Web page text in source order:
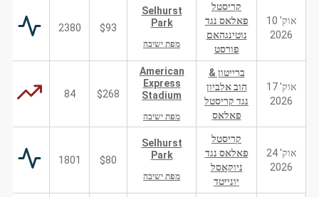
אוק' 10
2026
קריסטל
פאלאס נגד
נוטינגהאם
פורסט
Selhurst
Park
מפת ישיבה
$93
2380
אוק' 17
2026
ברייטון &
הוב אלביון
נגד קריסטל
פאלאס
American
Express
Stadium
מפת ישיבה
$268
84
אוק' 24
2026
קריסטל
פאלאס נגד
ניוקאסל
יונייטד
Selhurst
Park
מפת ישיבה
$80
1801